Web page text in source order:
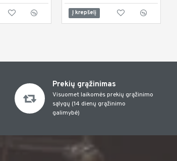
Į krepšelį
Prekių grąžinimas
Visuomet laikomės prekių grąžinimo
sąlygų (14 dienų grąžinimo
galimybė)